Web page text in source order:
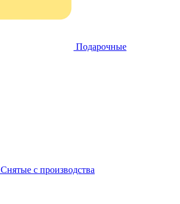
Подарочные
Снятые с производства